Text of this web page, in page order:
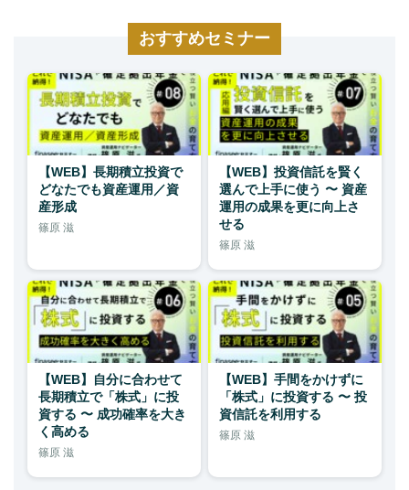
おすすめセミナー
【WEB】長期積立投資で
どなたでも資産運用／資
産形成
篠原 滋
【WEB】投資信託を賢く
選んで上手に使う 〜 資産
運用の成果を更に向上さ
せる
篠原 滋
【WEB】自分に合わせて
長期積立で「株式」に投
資する 〜 成功確率を大き
く高める
篠原 滋
【WEB】手間をかけずに
「株式」に投資する 〜 投
資信託を利用する
篠原 滋